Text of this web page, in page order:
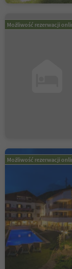
Możliwość rezerwacji
Możliwość rezerwacji